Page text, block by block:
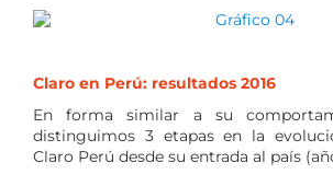
Claro en Perú: resultados 2016
En forma similar a su
distinguimos 3 etapas en la
Claro Perú desde su entrada al país